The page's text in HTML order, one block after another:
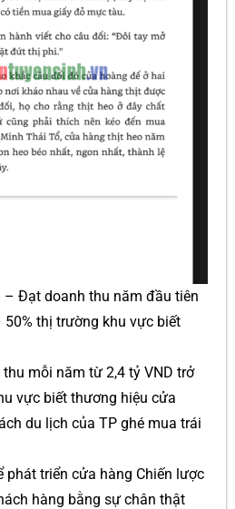
– Đạt doanh thu năm đầu tiên
thị trường khu vực biết
mỗi năm từ 2,4 tỷ VND trở
vực biết thương hiệu cửa
du lịch của TP ghé mua trái
phát triển cửa hàng Chiến lược
hàng bằng sự chân thật